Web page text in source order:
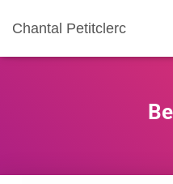
Chantal Petitclerc